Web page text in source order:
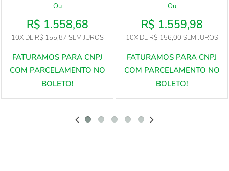
Ou
R$ 1.558,68
10XDE R$ 155,87 SEM JUROS
Ou
R$ 1.559,98
10XDE R$ 156,00 SEM JUROS